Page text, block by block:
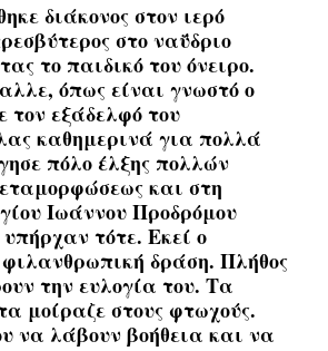
διάκονος στον ιερό
στο ναΰδριο
το παιδικό του όνειρο.
όπως είναι γνωστό ο
εξάδελφό του
καθημερινά για πολλά
πόλο έλξης πολλών
και στη
Ιωάννου Προδρόμου
τότε. Εκεί ο
δράση. Πλήθος
την ευλογία του. Τα
μοίραζε στους φτωχούς.
να λάβουν βοήθεια και να